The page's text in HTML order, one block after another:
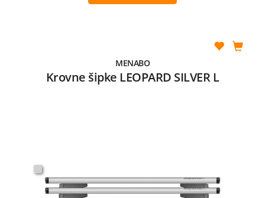
MENABO
Krovne šipke LEOPARD SILVER L